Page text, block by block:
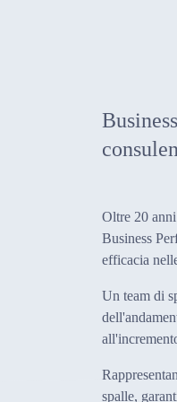
Oltre 20
Business
efficacia
Un team di
spalle,